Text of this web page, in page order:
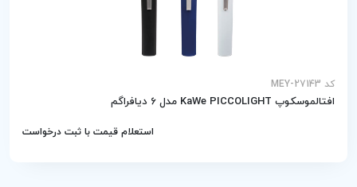
کد MEY-27143
افتالموسکوپ KaWe PICCOLIGHT مدل 6 دیافراگم
استعلام قیمت با ثبت درخواست